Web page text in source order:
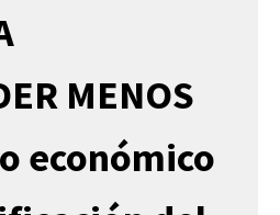
MENOS
económico